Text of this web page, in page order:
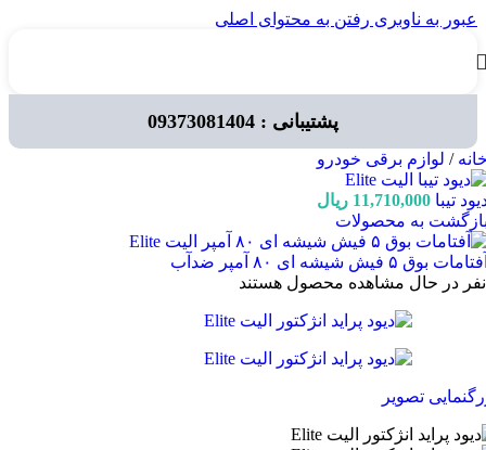
عبور به ناوبری رفتن به محتوای اصلی
پشتیبانی : 09373081404
/ لوازم برقی خودرو
تیبا 11,710,000 ریال
به محصولات
بوق ۵ فیش شیشه ای ۸۰ آمپر ضدآب
نفر در حال مشاهده محصول هستند
تصویر